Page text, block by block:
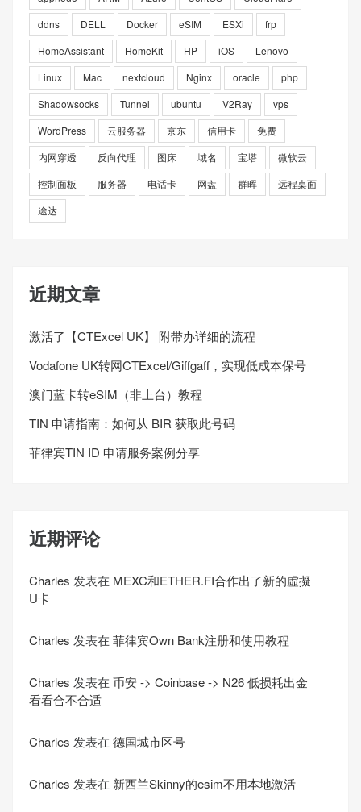
ddns
DELL Docker eSIM ESXi
frp
HomeAssistant
HomeKit HP iOS
Lenovo
Linux
Mac nextcloud Nginx oracle
php
Shadowsocks
Tunnel ubuntu V2Ray
vps
WordPress
云服务器 京东 信用卡
免费
内网穿透
反向代理 图床 域名 宝塔
微软云
控制面板
服务器 电话卡 网盘 群晖
远程桌面
途达
近期文章
激活了【CTExcel UK】 附带办详细的流程
Vodafone UK转网CTExcel/Giffgaff，实现低成本保号
澳门蓝卡转eSIM（非上台）教程
TIN 申请指南：如何从 BIR 获取此号码
菲律宾TIN ID 申请服务案例分享
近期评论
Charles 发表在 MEXC和ETHER.FI合作出了新的虛擬
U卡
Charles 发表在 菲律宾Own Bank注册和使用教程
Charles 发表在 币安 -> Coinbase -> N26 低损耗出金
看看合不合适
Charles 发表在 德国城市区号
Charles 发表在 新西兰Skinny的esim不用本地激活